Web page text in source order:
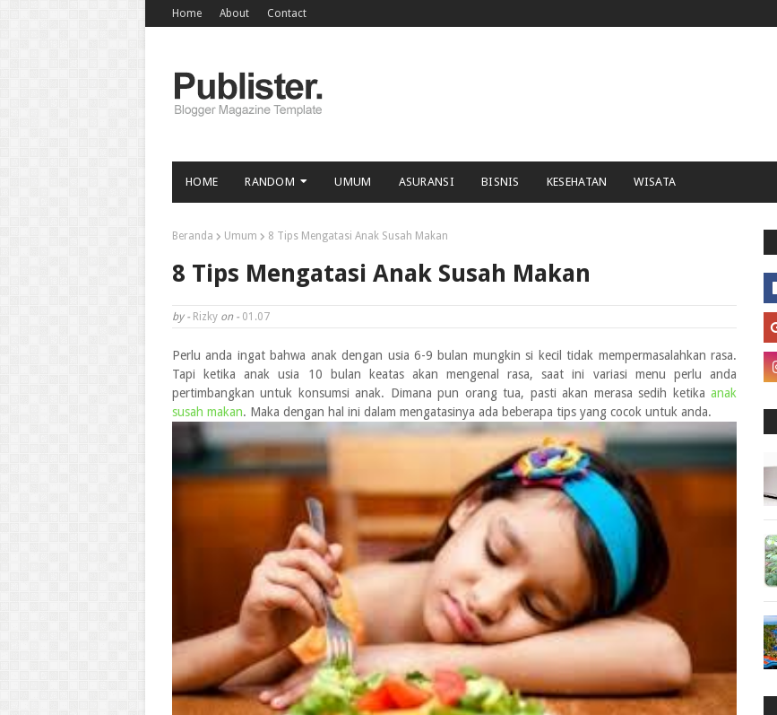
Home About Contact
HOME RANDOM UMUM ASURANSI BISNIS KESEHATAN WISATA
Beranda Umum 8 Tips Mengatasi Anak Susah Makan
8 Tips Mengatasi Anak Susah Makan
by - Rizky on - 01.07
Perlu anda ingat bahwa anak dengan usia 6-9 bulan mungkin si kecil tidak mempermasalahkan rasa.
Tapi ketika anak usia 10 bulan keatas akan mengenal rasa, saat ini variasi menu perlu anda
pertimbangkan untuk konsumsi anak. Dimana pun orang tua, pasti akan merasa sedih ketika anak
susah makan. Maka dengan hal ini dalam mengatasinya ada beberapa tips yang cocok untuk anda.